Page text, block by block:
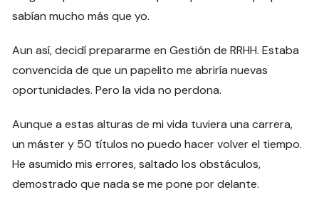
sabían mucho más que yo.
Aun así, decidí prepararme en Gestión de RRHH. Estaba
convencida de que un papelito me abriría nuevas
oportunidades. Pero la vida no perdona.
Aunque a estas alturas de mi vida tuviera una carrera,
un máster y 50 títulos no puedo hacer volver el tiempo.
He asumido mis errores, saltado los obstáculos,
demostrado que nada se me pone por delante.